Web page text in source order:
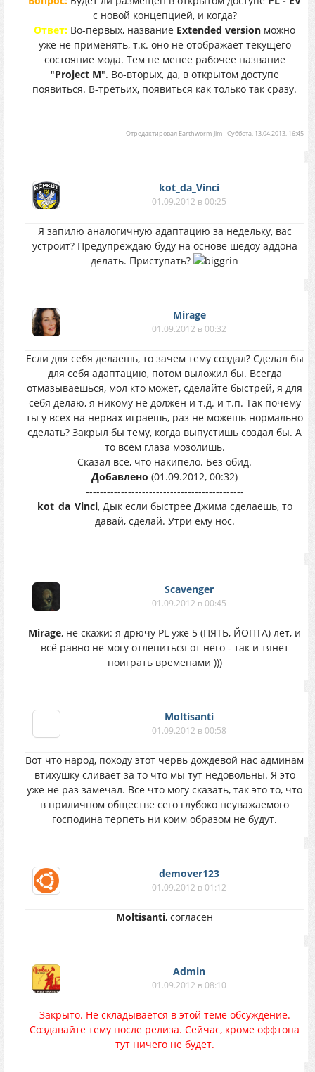
с новой концепцией, и когда?
Ответ: Во-первых, название Extended version можно
уже не применять, т.к. оно не отображает текущего
состояние мода. Тем не менее рабочее название
"Project M". Во-вторых, да, в открытом доступе
появиться. В-третьих, появиться как только так сразу.
Отредактировал Earthworm-Jim-Суббота, 13.04.2013, 16:45
kot_da_Vinci
01.09.2012 в 00:25
Я запилю аналогичную адаптацию за недельку, вас
устроит? Предупреждаю буду на основе шедоу аддона
делать. Приступать?
Mirage
01.09.2012 в 00:32
Если для себя делаешь, то зачем тему создал? Сделал бы
для себя адаптацию, потом выложил бы. Всегда
отмазываешься, мол кто может, сделайте быстрей, я для
себя делаю, я никому не должен и т.д. и т.п. Так почему
ты у всех на нервах играешь, раз не можешь нормально
сделать? Закрыл бы тему, когда выпустишь создал бы. А
то всем глаза мозолишь.
Сказал все, что накипело. Без обид.
Добавлено (01.09.2012, 00:32)
---------------------------------------------
kot_da_Vinci, Дык если быстрее Джима сделаешь, то
давай, сделай. Утри ему нос.
Scavenger
01.09.2012 в 00:45
Mirage, не скажи: я дрючу PL уже 5 (ПЯТЬ, ЙОПТА) лет, и
всё равно не могу отлепиться от него - так и тянет
поиграть временами )))
Moltisanti
01.09.2012 в 00:58
Вот что народ, походу этот червь дождевой нас админам
втихушку сливает за то что мы тут недовольны. Я это
уже не раз замечал. Все что могу сказать, так это то, что
в приличном обществе сего глубоко неуважаемого
господина терпеть ни коим образом не будут.
demover123
01.09.2012 в 01:12
Moltisanti, согласен
Аdmin
01.09.2012 в 08:10
Закрыто. Не складывается в этой теме обсуждение.
Создавайте тему после релиза. Сейчас, кроме оффтопа
тут ничего не будет.